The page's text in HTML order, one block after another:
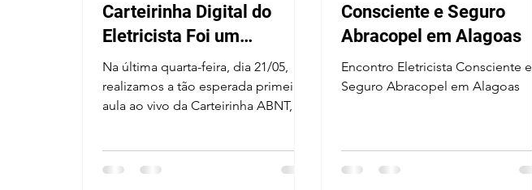
Carteirinha Digital do
Eletricista Foi um
Sucesso!
Na última quarta-feira, dia 21/05,
realizamos a tão esperada primeira
aula ao vivo da Carteirinha ABNT,
qualificando e buscando
Consciente e Seguro
Abracopel em Alagoas
Encontro Eletricista Consciente e
Seguro Abracopel em Alagoas